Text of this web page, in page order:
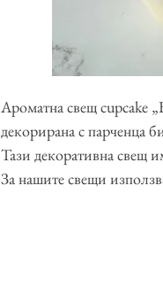
Ароматна свещ cupcake
декорирана с парченца
Тази декоративна свещ
За нашите свещи
Обединеното